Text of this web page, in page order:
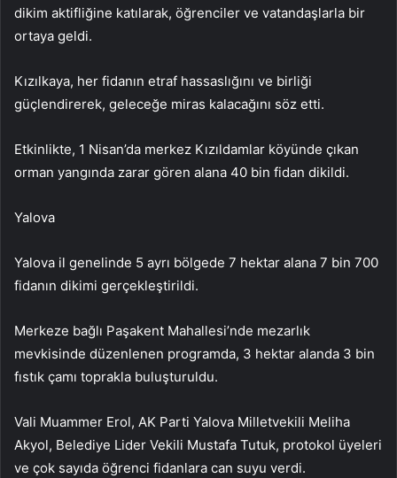
dikim aktifliğine katılarak, öğrenciler ve vatandaşlarla bir
ortaya geldi.
Kızılkaya, her fidanın etraf hassaslığını ve birliği
güçlendirerek, geleceğe miras kalacağını söz etti.
Etkinlikte, 1 Nisan’da merkez Kızıldamlar köyünde çıkan
orman yangında zarar gören alana 40 bin fidan dikildi.
Yalova
Yalova il genelinde 5 ayrı bölgede 7 hektar alana 7 bin 700
fidanın dikimi gerçekleştirildi.
Merkeze bağlı Paşakent Mahallesi’nde mezarlık
mevkisinde düzenlenen programda, 3 hektar alanda 3 bin
fıstık çamı toprakla buluşturuldu.
Vali Muammer Erol, AK Parti Yalova Milletvekili Meliha
Akyol, Belediye Lider Vekili Mustafa Tutuk, protokol üyeleri
ve çok sayıda öğrenci fidanlara can suyu verdi.